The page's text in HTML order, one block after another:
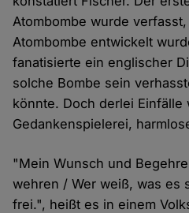
Atombombe wurde
Atombombe entwickelt
fanatisierte ein englischer
solche Bombe sein
könnte. Doch derlei Einfälle
Gedankenspielerei,
"Mein Wunsch und
wehren / Wer weiß, was es
frei.", heißt es in einem